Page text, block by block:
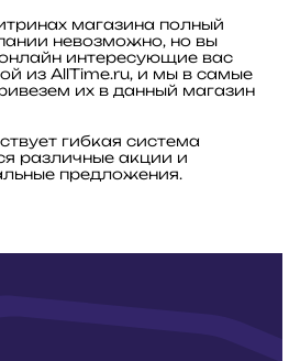
магазина полный
невозможно, но вы
интересующие вас
из AllTime.ru, и мы в самые
их в данный магазин
гибкая система
различные акции и
предложения.